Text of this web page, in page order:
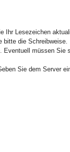
Ihr Lesezeichen
bitte die Schreibweise.
müssen Sie
Sie dem Server